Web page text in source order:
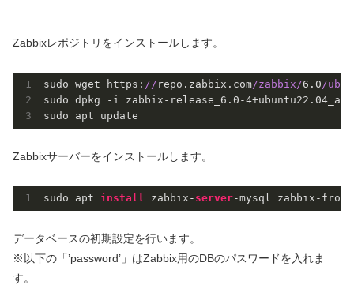
Zabbixレポジトリをインストールします。
sudo wget https: // repo.zabbix.com/zabbix/6.0/
sudo dpkg -i zabbix-release_6. 0 -4+ubuntu22. 04
Zabbixサーバーをインストールします。
sudo apt install zabbix- server-mysql zabbix-
データベースの初期設定を行います。
※以下の「’password’」はZabbix用のDBのパスワードを入れま
す。